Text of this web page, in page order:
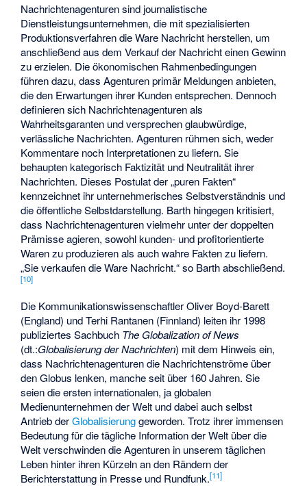
Nachrichtenagenturen sind journalistische
Dienstleistungsunternehmen, die mit spezialisierten
Produktionsverfahren die Ware Nachricht herstellen, um
anschließend aus dem Verkauf der Nachricht einen Gewinn
zu erzielen. Die ökonomischen Rahmenbedingungen
führen dazu, dass Agenturen primär Meldungen anbieten,
die den Erwartungen ihrer Kunden entsprechen. Dennoch
definieren sich Nachrichtenagenturen als
Wahrheitsgaranten und versprechen glaubwürdige,
verlässliche Nachrichten. Agenturen rühmen sich, weder
Kommentare noch Interpretationen zu liefern. Sie
behaupten kategorisch Faktizität und Neutralität ihrer
Nachrichten. Dieses Postulat der „puren Fakten“
kennzeichnet ihr unternehmerisches Selbstverständnis und
die öffentliche Selbstdarstellung. Barth hingegen kritisiert,
dass Nachrichtenagenturen vielmehr unter der doppelten
Prämisse agieren, sowohl kunden- und profitorientierte
Waren zu produzieren als auch wahre Fakten zu liefern.
„Sie verkaufen die Ware Nachricht.“ so Barth abschließend.
[10]
Die Kommunikationswissenschaftler Oliver Boyd-Barett
(England) und Terhi Rantanen (Finnland) leiten ihr 1998
publiziertes Sachbuch The Globalization of News
(dt.:Globalisierung der Nachrichten) mit dem Hinweis ein,
dass Nachrichtenagenturen die Nachrichtenströme über
den Globus lenken, manche seit über 160 Jahren. Sie
seien die ersten internationalen, ja globalen
Medienunternehmen der Welt und dabei auch selbst
Antrieb derGlobalisierunggeworden. Trotz ihrer immensen
Bedeutung für die tägliche Information der Welt über die
Welt verschwinden die Agenturen in unserem täglichen
Leben hinter ihren Kürzeln an den Rändern der
Berichterstattung in Presse und Rundfunk.[11]